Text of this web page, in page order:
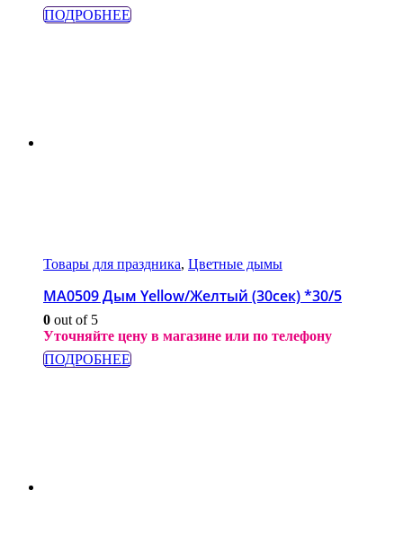
ПОДРОБНЕЕ
Товары для праздника, Цветные дымы
МА0509 Дым Yellow/Желтый (30сек) *30/5
0 out of 5
Уточняйте цену в магазине или по телефону
ПОДРОБНЕЕ